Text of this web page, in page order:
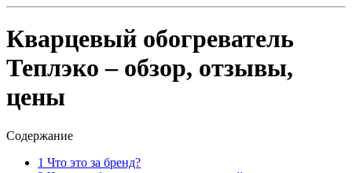
Кварцевый обогреватель
Теплэко – обзор, отзывы,
цены
Содержание
1 Что это за бренд?